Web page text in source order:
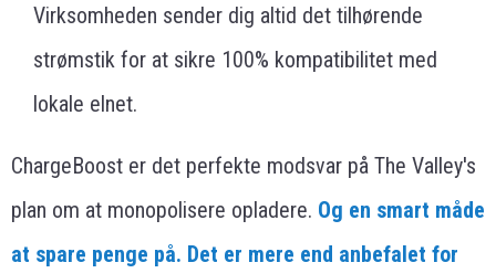
Virksomheden sender dig altid det tilhørende
strømstik for at sikre 100% kompatibilitet med
lokale elnet.
ChargeBoost er det perfekte modsvar på The Valley's
plan om at monopolisere opladere. Og en smart måde
at spare penge på. Det er mere end anbefalet for